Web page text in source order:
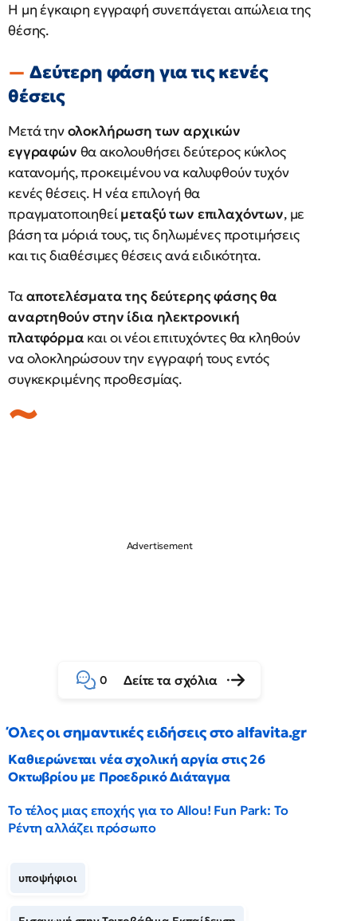
Η μη έγκαιρη εγγραφή συνεπάγεται απώλεια της
θέσης.
Δεύτερη φάση για τις κενές
θέσεις
Μετά τηνολοκλήρωση των αρχικών
εγγραφών θα ακολουθήσει δεύτερος κύκλος
κατανομής, προκειμένου να καλυφθούν τυχόν
κενές θέσεις. Η νέα επιλογή θα
πραγματοποιηθείμεταξύ των επιλαχόντων, με
βάση τα μόριά τους, τις δηλωμένες προτιμήσεις
και τις διαθέσιμες θέσεις ανά ειδικότητα.
Τααποτελέσματα της δεύτερης φάσης θα
αναρτηθούν στην ίδια ηλεκτρονική
πλατφόρμα και οι νέοι επιτυχόντες θα κληθούν
να ολοκληρώσουν την εγγραφή τους εντός
συγκεκριμένης προθεσμίας.
0 Δείτε τα σχόλια
Όλες οι σημαντικές ειδήσεις στο alfavita.gr
Καθιερώνεται νέα σχολική αργία στις 26
Οκτωβρίου με Προεδρικό Διάταγμα
Το τέλος μιας εποχής για το Allou! Fun Park: Το
Ρέντη αλλάζει πρόσωπο
υποψήφιοι